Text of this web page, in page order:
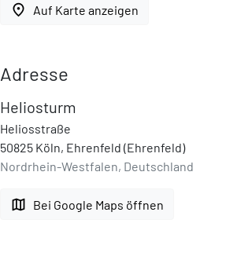
place Auf Karte anzeigen
Adresse
Heliosturm
Heliosstraße
50825 Köln, Ehrenfeld (Ehrenfeld)
Nordrhein-Westfalen, Deutschland
map Bei Google Maps öffnen